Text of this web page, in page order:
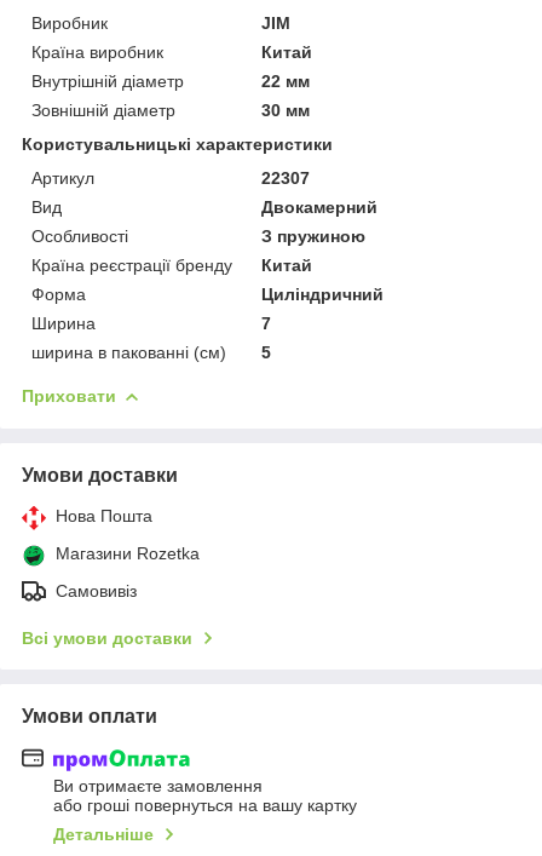
Виробник
JIM
Країна виробник
Китай
Внутрішній діаметр
22 мм
Зовнішній діаметр
30 мм
Користувальницькі характеристики
Артикул
22307
Вид
Двокамерний
Особливості
З пружиною
Країна реєстрації бренду
Китай
Форма
Циліндричний
Ширина
7
ширина в пакованні (см)
5
Приховати
Умови доставки
Нова Пошта
Магазини Rozetka
Самовивіз
Всі умови доставки
Умови оплати
Ви отримаєте замовлення
або гроші повернуться на вашу картку
Детальніше